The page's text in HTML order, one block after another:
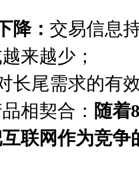
降： 交易信息
来越少；
长尾需求的有
相契合： 随着
联网作为竞争